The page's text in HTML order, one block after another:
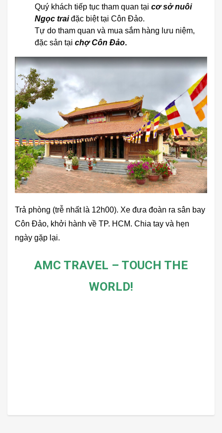
Quý khách tiếp tục tham quan tại cơ sở nuôi
Ngọc traiđặc biệt tại Côn Đảo.
Tự do tham quan và mua sắm hàng lưu niệm,
đặc sản tại chợ Côn Đảo.
Trả phòng (trễ nhất là 12h00). Xe đưa đoàn ra sân bay
Côn Đảo, khởi hành về TP. HCM. Chia tay và hẹn
ngày gặp lại.
AMC TRAVEL – TOUCH THE
WORLD!